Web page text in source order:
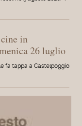
in
26 luglio
fa tappa a Castelpoggio